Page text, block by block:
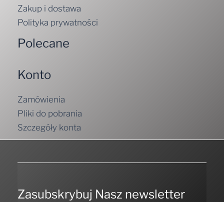
Zakup i dostawa
Polityka prywatności
Polecane
Konto
Zamówienia
Pliki do pobrania
Szczegóły konta
Zasubskrybuj Nasz newsletter